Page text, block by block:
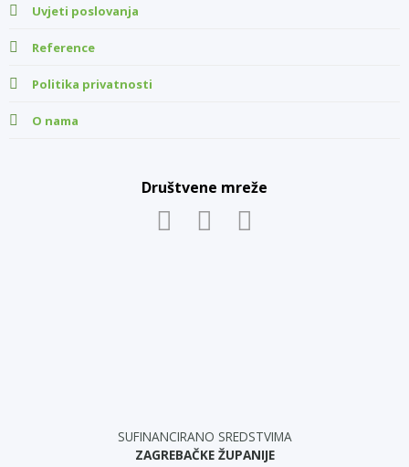
Uvjeti poslovanja
Reference
Politika privatnosti
O nama
Društvene mreže
SUFINANCIRANO SREDSTVIMA
ZAGREBAČKE ŽUPANIJE